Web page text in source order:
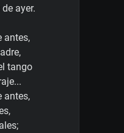
ayer.
antes,
tango
antes,